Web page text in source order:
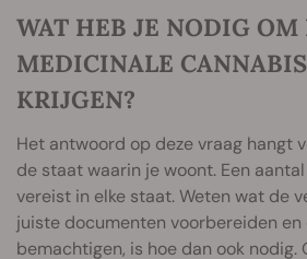
WAT HEB JE NODIG OM
MEDICINALE
KRIJGEN?
Het antwoord op deze vraag hangt
de staat waarin je woont. Een
vereist in elke staat. Weten wat de
juiste documenten voorbereiden
bemachtigen, is hoe dan ook nodig.